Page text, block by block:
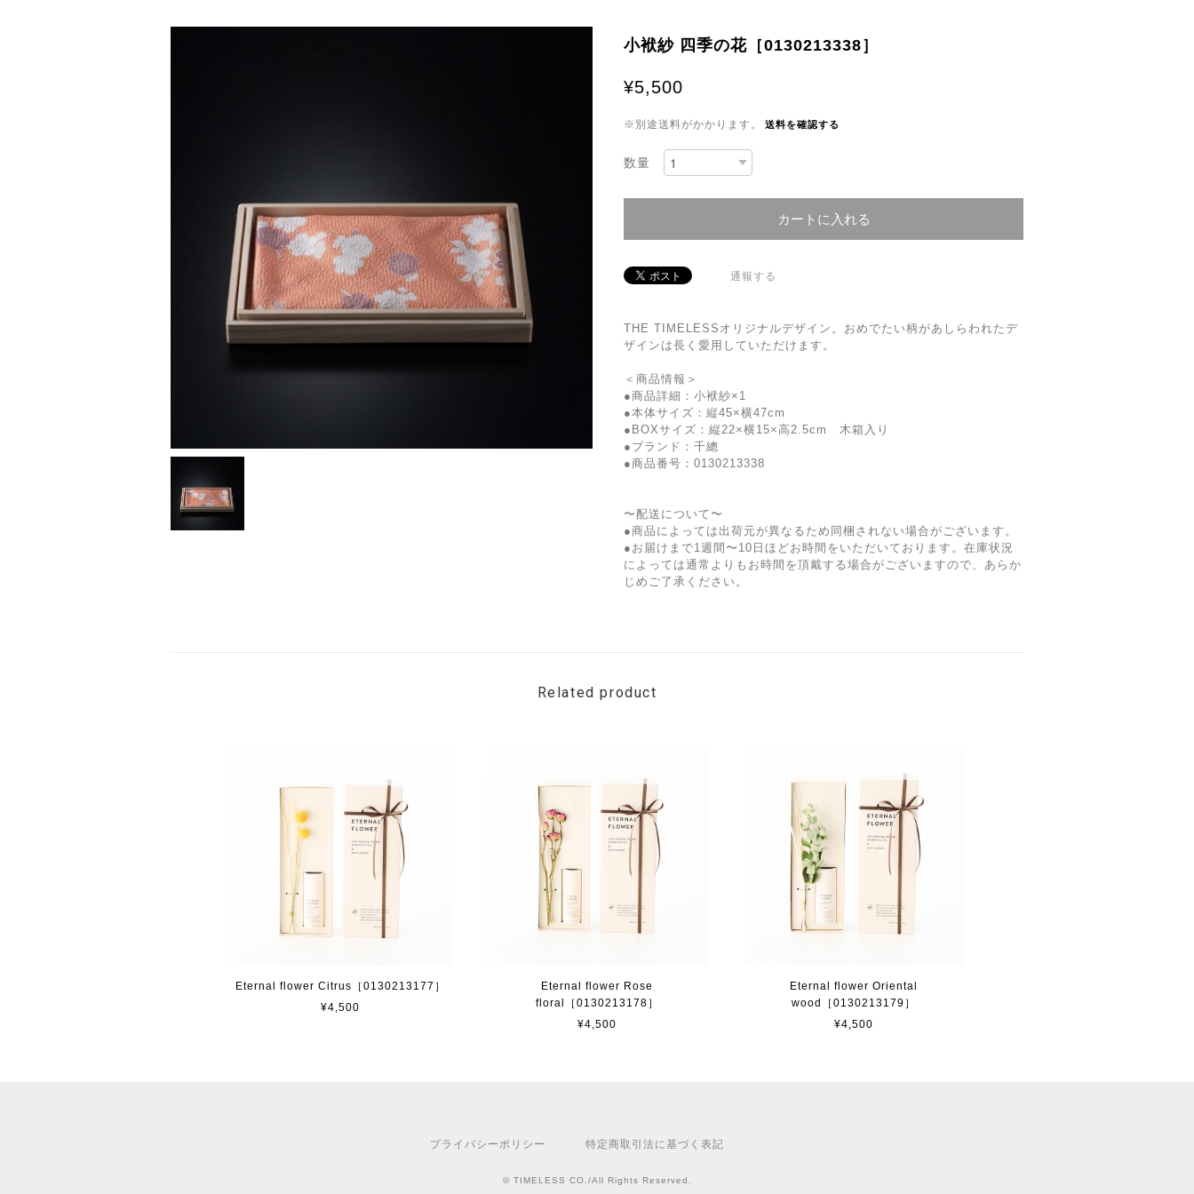
小袱紗 四季の花［0130213338］
¥5,500
※別途送料がかかります。 送料を確認する
数量
カートに入れる
通報する
THE TIMELESSオリジナルデザイン。おめでたい柄があしらわれたデ
ザインは長く愛用していただけます。
＜商品情報＞
●商品詳細：小袱紗×1
●本体サイズ：縦45×横47cm
●BOXサイズ：縦22×横15×高2.5cm 木箱入り
●ブランド：千總
●商品番号：0130213338
〜配送について〜
●商品によっては出荷元が異なるため同梱されない場合がございます。
●お届けまで1週間〜10日ほどお時間をいただいております。在庫状況
によっては通常よりもお時間を頂戴する場合がございますので、あらか
じめご了承ください。
Related product
Eternal flower Citrus［0130213177］
¥4,500
Eternal flower Rose
floral［0130213178］
¥4,500
Eternal flower Oriental
wood［0130213179］
¥4,500
プライバシーポリシー 特定商取引法に基づく表記
© TIMELESS CO./All Rights Reserved.